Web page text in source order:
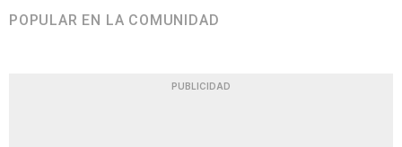
POPULAR EN LA COMUNIDAD
PUBLICIDAD